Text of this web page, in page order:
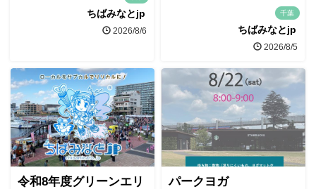
ちばみなとjp
2026/8/6
千葉
ちばみなとjp
2026/8/5
令和8年度グリーンエリ
パークヨガ